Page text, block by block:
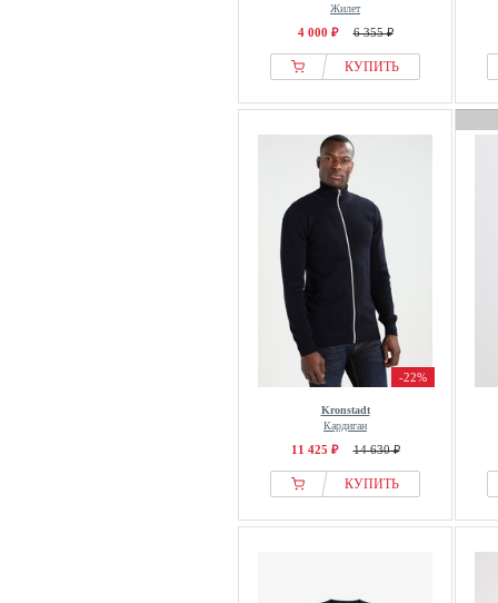
Жилет
4 000 ₽ 6 355 ₽
КУПИТЬ
-22%
Kronstadt
Кардиган
11 425 ₽ 14 630 ₽
КУПИТЬ